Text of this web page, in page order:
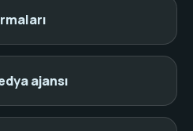
ajansı